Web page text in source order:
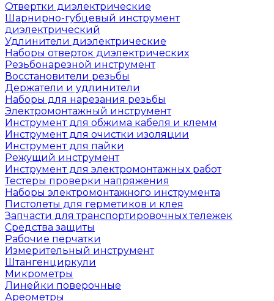
Отвертки диэлектрические
Шарнирно-губцевый инструмент
диэлектрический
Удлинители диэлектрические
Наборы отверток диэлектрических
Резьбонарезной инструмент
Восстановители резьбы
Держатели и удлинители
Наборы для нарезания резьбы
Электромонтажный инструмент
Инструмент для обжима кабеля и клемм
Инструмент для очистки изоляции
Инструмент для пайки
Режущий инструмент
Инструмент для электромонтажных работ
Тестеры проверки напряжения
Наборы электромонтажного инструмента
Пистолеты для герметиков и клея
Запчасти для транспортировочных тележек
Средства защиты
Рабочие перчатки
Измерительный инструмент
Штангенциркули
Микрометры
Линейки поверочные
Ареометры